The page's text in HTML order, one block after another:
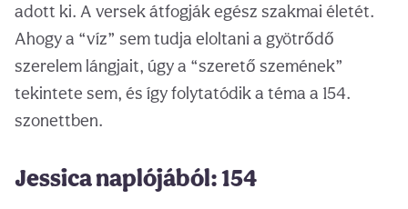
adott ki. A versek átfogják egész szakmai életét.
Ahogy a “víz” sem tudja eloltani a gyötrődő
szerelem lángjait, úgy a “szerető szemének”
tekintete sem, és így folytatódik a téma a 154.
szonettben.
Jessica naplójából: 154